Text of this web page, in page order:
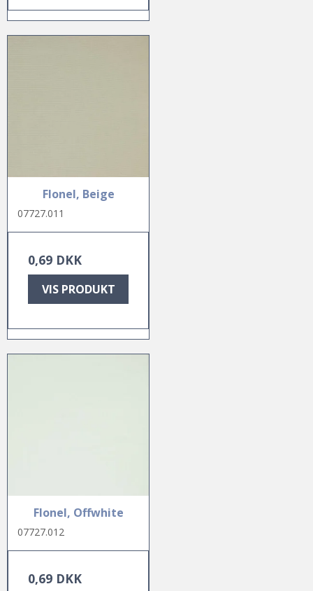
Flonel, Beige
07727.011
0,69 DKK
VIS PRODUKT
Flonel, Offwhite
07727.012
0,69 DKK